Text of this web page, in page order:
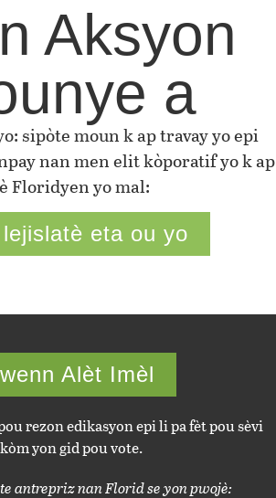
Aksyon
a
sipòte moun k ap travay yo epi
nan men elit kòporatif yo k ap
Floridyen yo mal:
eta ou yo
Alèt Imèl
rezon edikasyon epi li pa fèt pou sèvi
kòm yon gid pou vote.
antrepriz nan Florid se yon pwojè: